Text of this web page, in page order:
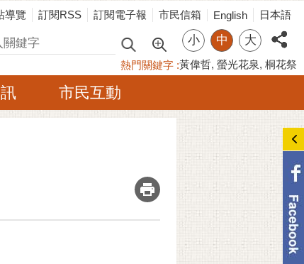
導覽 訂閱RSS 訂閱電子報 市民信箱 English 日本語
小 中 大
熱門關鍵字 黃偉哲 螢光花泉 桐花祭
市民互動
_